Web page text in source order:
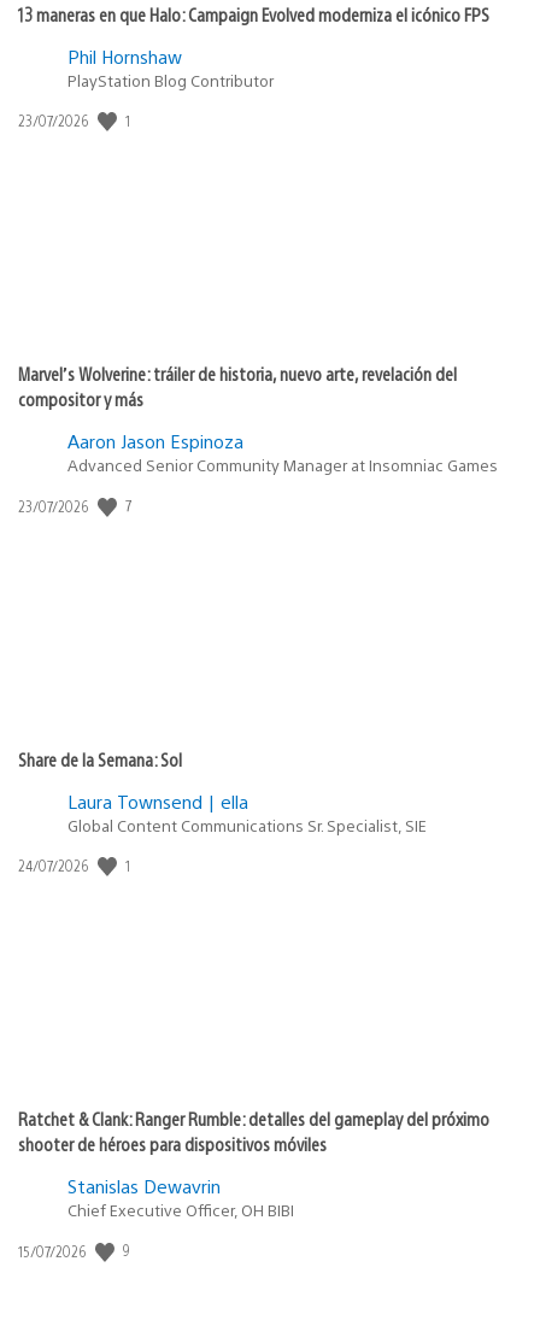
13 maneras en que Halo: Campaign Evolved moderniza el icónico FPS
Phil Hornshaw
PlayStation Blog Contributor
Fecha
23/07/2026 1
Marvel’s Wolverine: tráiler de historia, nuevo arte, revelación del
compositor y más
Aaron Jason Espinoza
Advanced Senior Community Manager at Insomniac Games
Fecha
23/07/2026 7
Share de la Semana: Sol
Laura Townsend | ella
Global Content Communications Sr. Specialist, SIE
Fecha
24/07/2026 1
Ratchet & Clank: Ranger Rumble: detalles del gameplay del próximo
shooter de héroes para dispositivos móviles
Stanislas Dewavrin
Chief Executive Officer, OH BIBI
Fecha
15/07/2026 9